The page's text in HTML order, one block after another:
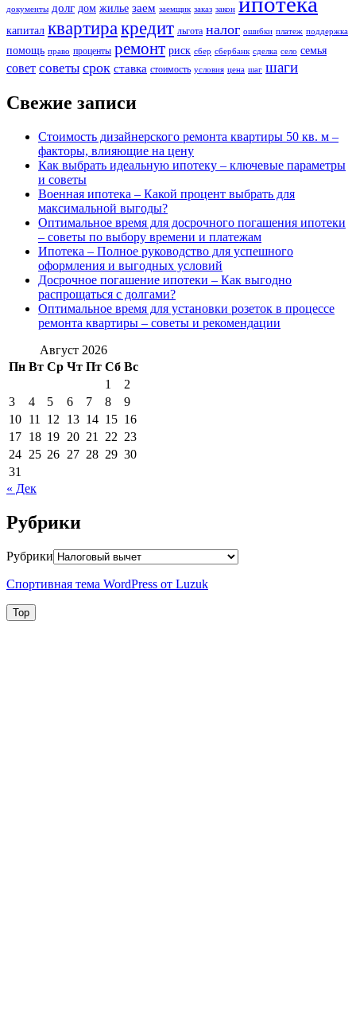
документы долг дом жилье заем заемщик заказ закон
капитал квартиракредит льгота налог ошибки платеж поддержка
помощь право проценты ремонт риск сбер сбербанк сделка село семья
совет советы срок ставка стоимость условия цена шаг шаги
Свежие записи
Стоимость дизайнерского ремонта квартиры 50 кв. м –
факторы, влияющие на цену
Как выбрать идеальную ипотеку – ключевые параметры
и советы
Военная ипотека – Какой процент выбрать для
максимальной выгоды?
Оптимальное время для досрочного погашения ипотеки
– советы по выбору времени и платежам
Ипотека – Полное руководство для успешного
оформления и выгодных условий
Досрочное погашение ипотеки – Как выгодно
распрощаться с долгами?
Оптимальное время для установки розеток в процессе
ремонта квартиры – советы и рекомендации
Август 2026
Пн Вт Ср Чт Пт Сб Вс
1
2
3
4 5 6 7 8
9
10 11 12 13 14 15 16
17 18 19 20 21 22 23
24 25 26 27 28 29 30
31
« Дек
Рубрики
Рубрики
Спортивная тема WordPress от Luzuk
Top